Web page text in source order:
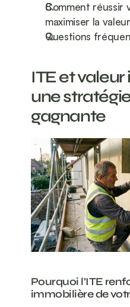
Comment réussir
maximiser la
Questions
ITE et
une
gagnante
Pourquoi l’ITE
immobilière de